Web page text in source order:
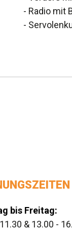
- Radio mit
-
bis Freitag:
& 13.00 -